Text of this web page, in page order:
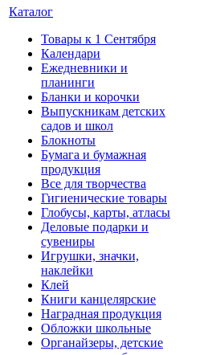
Каталог
Товары к 1 Сентября
Календари
Ежедневники и
планинги
Бланки и корочки
Выпускникам детских
садов и школ
Блокноты
Бумага и бумажная
продукция
Все для творчества
Гигиенические товары
Глобусы, карты, атласы
Деловые подарки и
сувениры
Игрушки, значки,
наклейки
Клей
Книги канцелярские
Наградная продукция
Обложки школьные
Органайзеры, детские